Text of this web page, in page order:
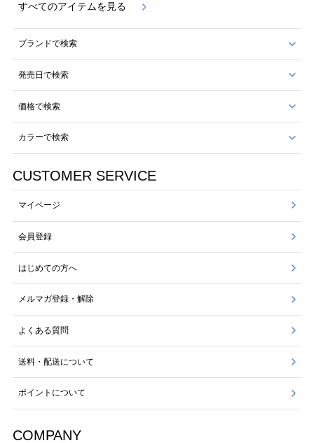
すべてのアイテムを見る
ブランドで検索
発売日で検索
価格で検索
カラーで検索
CUSTOMER SERVICE
マイページ
会員登録
はじめての方へ
メルマガ登録・解除
よくある質問
送料・配送について
ポイントについて
COMPANY